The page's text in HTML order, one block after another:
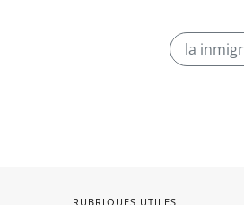
la
RUBRIQUES UTILES